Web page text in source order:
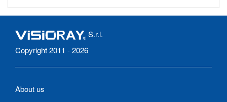
S.r.l.
Copyright 2011 - 2026
About us